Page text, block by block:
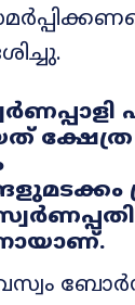
ക്ഷേത്ര